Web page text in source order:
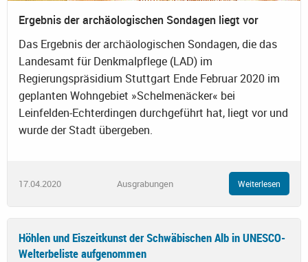
Ergebnis der archäologischen Sondagen liegt vor
Das Ergebnis der archäologischen Sondagen, die das
Landesamt für Denkmalpflege (LAD) im
Regierungspräsidium Stuttgart Ende Februar 2020 im
geplanten Wohngebiet »Schelmenäcker« bei
Leinfelden-Echterdingen durchgeführt hat, liegt vor und
wurde der Stadt übergeben.
17.04.2020 Ausgrabungen Weiterlesen
Höhlen und Eiszeitkunst der Schwäbischen Alb in UNESCO-
Welterbeliste aufgenommen